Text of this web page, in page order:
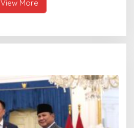
View More